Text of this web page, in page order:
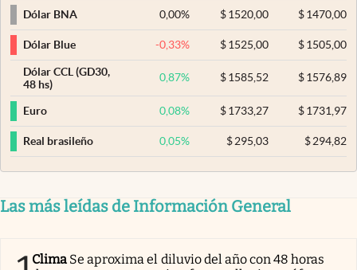
Dólar BNA
0,00% $ 1520,00 $1470,00
Dólar Blue -0,33% $ 1525,00 $1505,00
Dólar CCL (GD30,
48 hs)
0,87% $ 1585,52 $1576,89
Euro 0,08% $ 1733,27 $1731,97
Real brasileño 0,05% $ 295,03 $294,82
Las más leídas de Información General
Clima Se aproxima el diluvio del año con 48 horas